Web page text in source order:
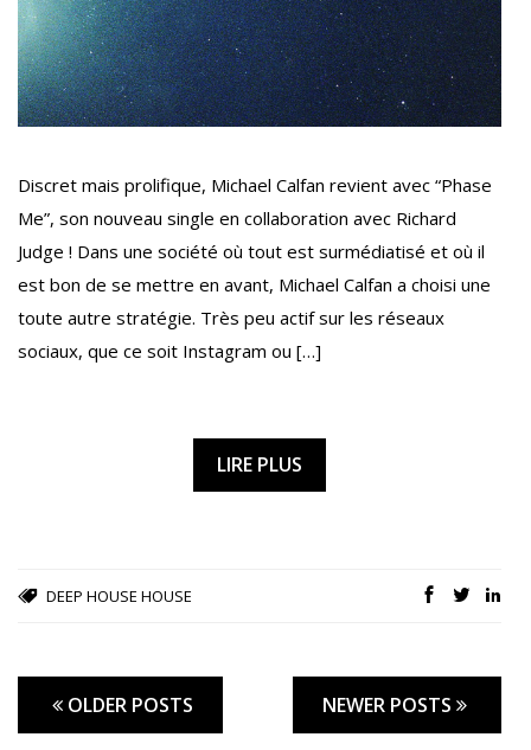
Discret mais prolifique, Michael Calfan revient avec “Phase
Me”, son nouveau single en collaboration avec Richard
Judge ! Dans une société où tout est surmédiatisé et où il
est bon de se mettre en avant, Michael Calfan a choisi une
toute autre stratégie. Très peu actif sur les réseaux
sociaux, que ce soit Instagram ou […]
LIRE PLUS
DEEP HOUSE HOUSE
OLDER POSTS NEWER POSTS